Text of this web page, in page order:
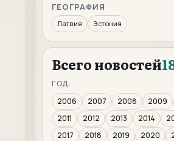
ГЕОГРАФИЯ
Латвия Эстония
Всего новостей
ГОД:
2006
2007 2008 2009
2011
2012 2013 2014
2017
2018 2019 2020